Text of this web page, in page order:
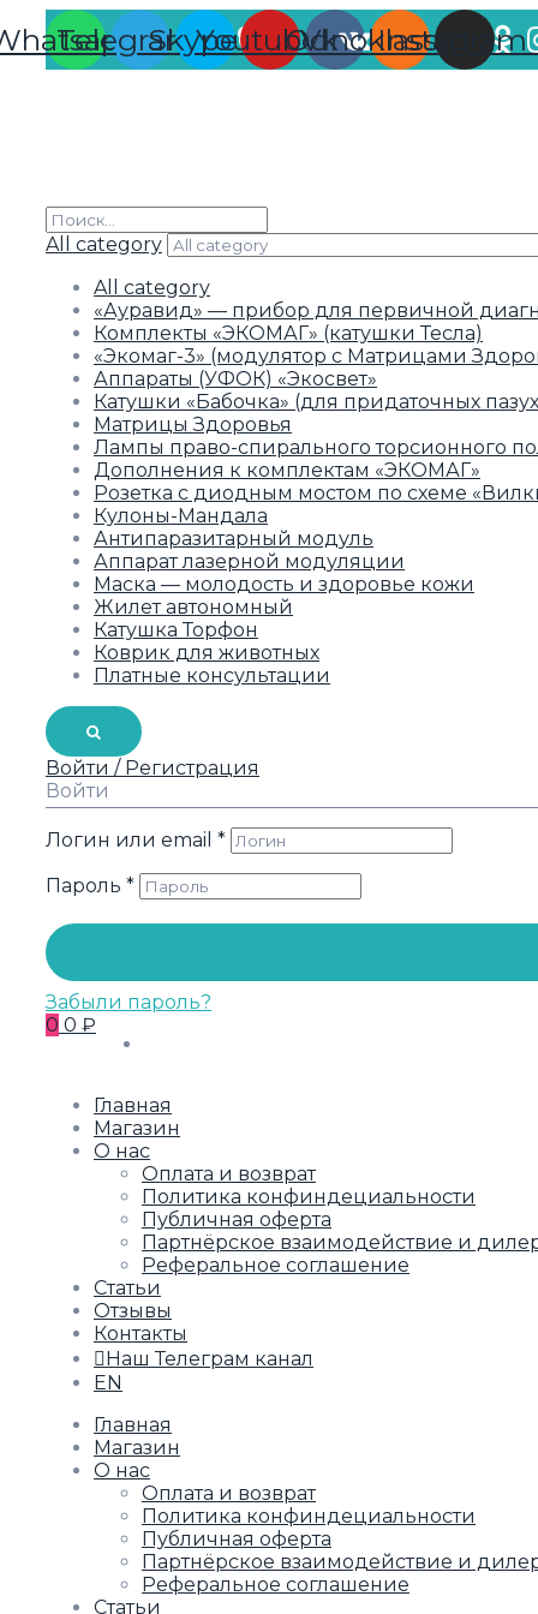
TelegramSkypeYoutubeVk
Odnoklassniki
Instagram
All category
All category
«Ауравид» — прибор для первичной
Комплекты «ЭКОМАГ» (катушки Тесла)
«Экомаг-3» (модулятор с Матрицами
Аппараты (УФОК) «Экосвет»
Катушки «Бабочка» (для придаточных
Матрицы Здоровья
Лампы право-спирального торсионного
Дополнения к комплектам «ЭКОМАГ»
Розетка с диодным мостом по схеме
Кулоны-Мандала
Антипаразитарный модуль
Аппарат лазерной модуляции
Маска — молодость и здоровье кожи
Жилет автономный
Катушка Торфон
Коврик для животных
Платные консультации
Войти / Регистрация
Войти
Логин или email *
Пароль *
Забыли пароль?
0 0 ₽
Главная
Магазин
О нас
Оплата и возврат
Политика конфиндециальности
Публичная оферта
Партнёрское взаимодействие и
Реферальное соглашение
Статьи
Отзывы
Контакты
Наш Телеграм канал
EN
Главная
Магазин
О нас
Оплата и возврат
Политика конфиндециальности
Публичная оферта
Партнёрское взаимодействие и
Реферальное соглашение
Статьи